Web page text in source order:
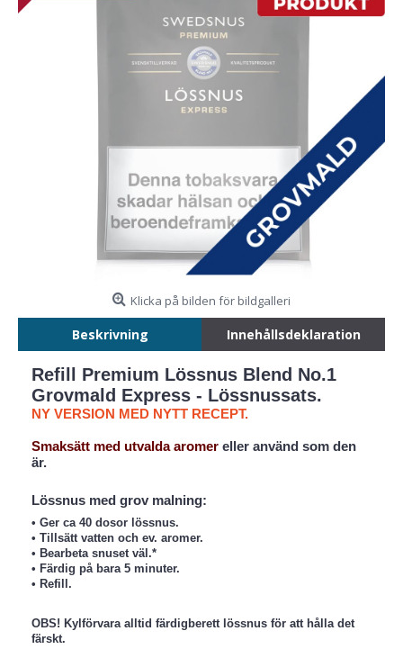
Klicka på bilden för bildgalleri
Beskrivning Innehållsdeklaration
Refill Premium Lössnus Blend No.1
Grovmald Express - Lössnussats.
NY VERSION MED NYTT RECEPT.
Smaksätt med utvalda aromer eller använd som den
är.
Lössnus med grov malning:
• Ger ca 40 dosor lössnus.
• Tillsätt vatten och ev. aromer.
• Bearbeta snuset väl.*
• Färdig på bara 5 minuter.
• Refill.
OBS! Kylförvara alltid färdigberett lössnus för att hålla det
färskt.